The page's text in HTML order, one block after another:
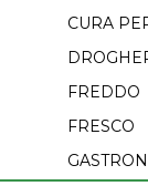
CURA
FREDDO
FRESCO